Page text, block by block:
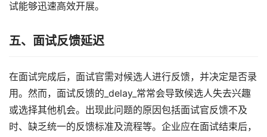
试能够迅速高效开展。
五、 面试反馈延迟
在面试完成后，面试官需对候选人进行反馈，并决定是否录
用。然而，面试反馈的_delay_常常会导致候选人失去兴趣
或选择其他机会。出现此问题的原因包括面试官反馈不及
时、缺乏统一的反馈标准及流程等。企业应在面试结束后，